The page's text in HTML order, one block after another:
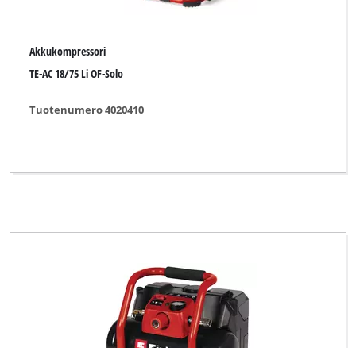
Akkukompressori
TE-AC 18/75 Li OF-Solo
Tuotenumero 4020410